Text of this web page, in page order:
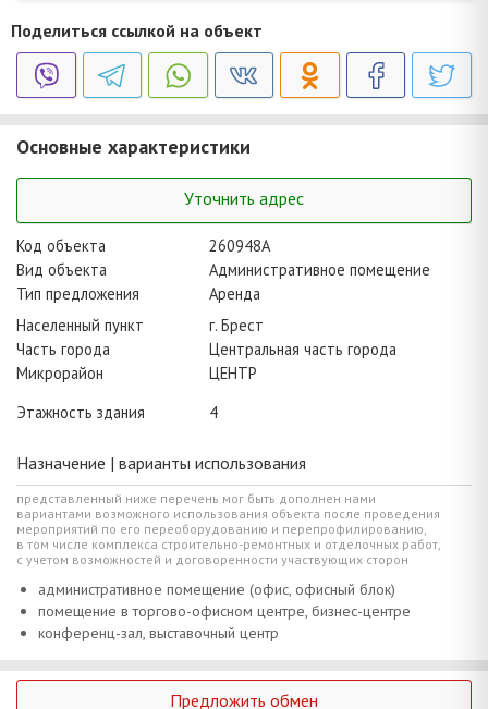
Поделиться ссылкой на объект
Основные характеристики
Уточнить адрес
Код объекта
260948A
Вид объекта
Административное помещение
Тип предложения
Аренда
Населенный пункт
г. Брест
Часть города
Центральная часть города
Микрорайон
ЦЕНТР
Этажность здания
4
Назначение | варианты использования
представленный ниже перечень мог быть дополнен нами
вариантами возможного использования объекта после проведения
мероприятий по его переоборудованию и перепрофилированию,
в том числе комплекса строительно-ремонтных и отделочных работ,
с учетом возможностей и договоренности участвующих сторон
административное помещение (офис, офисный блок)
помещение в торгово-офисном центре, бизнес-центре
конференц-зал, выставочный центр
Предложить обмен